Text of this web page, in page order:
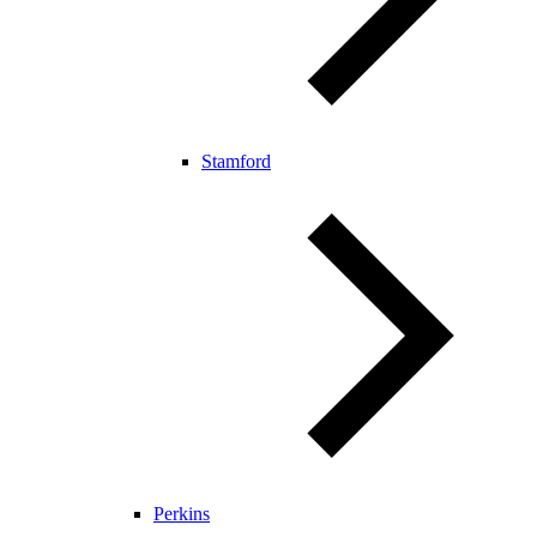
Stamford
Perkins